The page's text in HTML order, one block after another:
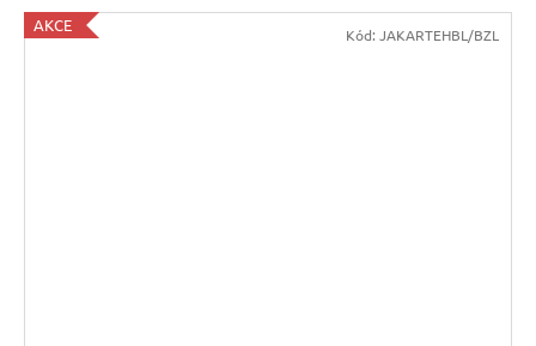
AKCE Kód: JAKARTEHBL/BZL